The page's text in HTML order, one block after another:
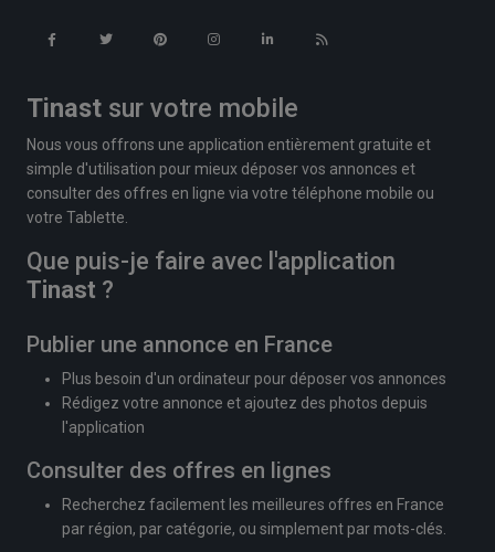
Tinast sur votre mobile
Nous vous offrons une application entièrement gratuite et
simple d'utilisation pour mieux déposer vos annonces et
consulter des offres en ligne via votre téléphone mobile ou
votre Tablette.
Que puis-je faire avec l'application
Tinast ?
Publier une annonce en France
Plus besoin d'un ordinateur pour déposer vos annonces
Rédigez votre annonce et ajoutez des photos depuis
l'application
Consulter des offres en lignes
Recherchez facilement les meilleures offres en France
par région, par catégorie, ou simplement par mots-clés.